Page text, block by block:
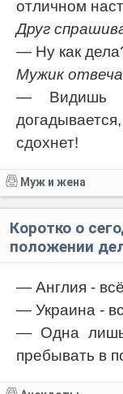
отличном
Друг
— Ну как
Мужик
— Видишь
сдохнет!
Муж и жена
Коротко о
положении
— Англия -
— Украина -
— Одна лишь
пребывать в